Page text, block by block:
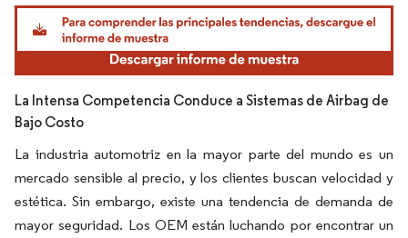
Imagen © Mordor Intelligence. El uso requiere atribución según CC BY 4.0.
La Intensa Competencia Conduce a Sistemas de Airbag de
Bajo Costo
La industria automotriz en la mayor parte del mundo es un
mercado sensible al precio, y los clientes buscan velocidad y
estética. Sin embargo, existe una tendencia de demanda de
mayor seguridad. Los OEM están luchando por encontrar un